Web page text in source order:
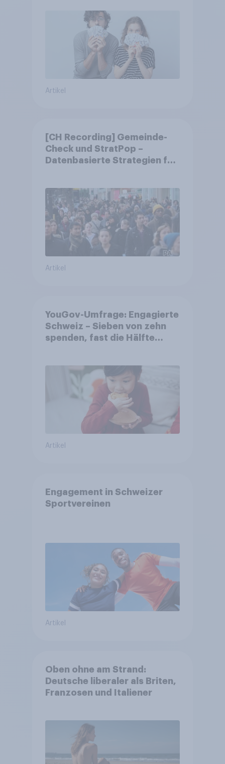
Artikel
[CH Recording] Gemeinde-
Check und StratPop –
Datenbasierte Strategien für
Artikel
YouGov-Umfrage: Engagierte
Schweiz – Sieben von zehn
spenden, fast die Hälfte
Artikel
Engagement in Schweizer
Sportvereinen
Artikel
Oben ohne am Strand:
Deutsche liberaler als Briten,
Franzosen und Italiener